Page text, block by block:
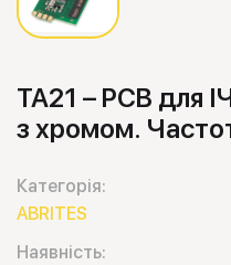
TA21 – PCB для
з хромом.
Категорія:
ABRITES
Наявність: